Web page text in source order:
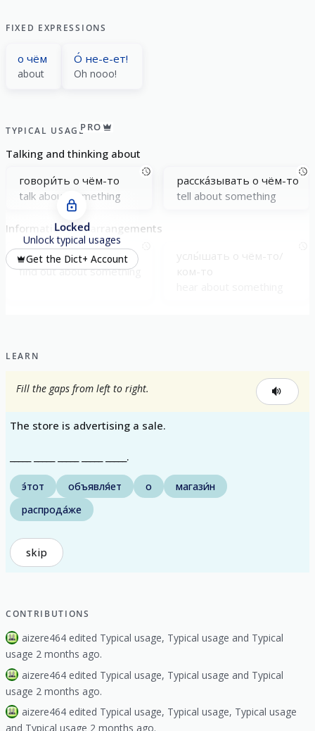
FIXED EXPRESSIONS
о чём
about
О́ не-е-ет!
Oh nooo!
TYPICAL USAGEPRO
Talking and thinking about
говори́ть о чём-то
talk about something
расска́зывать о чём-то
tell about something
Information and arrangements
узна́ть о чём-то
find out about something
Locked
Unlock typical usages
Get the Dict+ Account
LEARN
Fill the gaps from left to right.
The store is advertising a sale.
_____ _____ _____ _____ _____.
э́тот объявля́ет о
магази́н
распрода́же
skip
CONTRIBUTIONS
aizere464 edited Typical usage, Typical usage and Typical
usage 2 months ago.
aizere464 edited Typical usage, Typical usage and Typical
usage 2 months ago.
aizere464 edited Typical usage, Typical usage, Typical usage
and Typical usage 2 months ago.